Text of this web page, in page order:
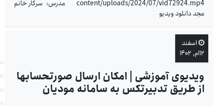
content/uploads/2024/07/vid72924.mp4 مدرس: سرکار خانم
مجد دانلود ویدیو
اسفند
۱۲ام, ۱۴۰۲
ویدیوی آموزشی | امکان ارسال صورتحسابها
از طریق تدبیرتکس به سامانه مودیان